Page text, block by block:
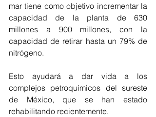
mar tiene como objetivo incrementar la
capacidad de la planta de 630
millones a 900 millones, con la
capacidad de retirar hasta un 79% de
nitrógeno.
Esto ayudará a dar vida a los
complejos petroquímicos del sureste
de México, que se han estado
rehabilitando recientemente.